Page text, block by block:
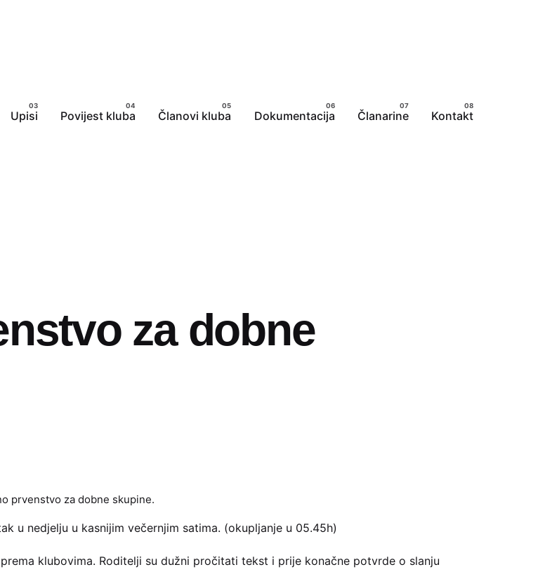
Upisi Povijest kluba Članovi kluba Dokumentacija Članarine Kontakt
za dobne
prvenstvo za dobne skupine.
u nedjelju u kasnijim večernjim satima. (okupljanje u 05.45h)
klubovima. Roditelji su dužni pročitati tekst i prije konačne potvrde o slanju